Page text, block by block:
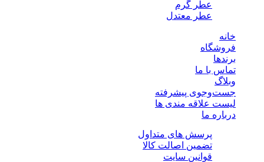
عطر گرم
عطر معتدل
خانه
فروشگاه
برندها
تماس با ما
وبلاگ
جست‌وجوی پیشرفته
لیست علاقه مندی ها
درباره ما
پرسش های متداول
تضمین اصالت کالا
قوانین سایت